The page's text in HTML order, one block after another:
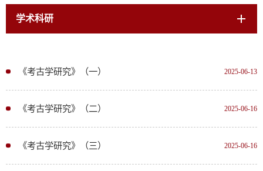
学术科研
《考古学研究》（一） 2025-06-13
《考古学研究》（二） 2025-06-16
《考古学研究》（三） 2025-06-16